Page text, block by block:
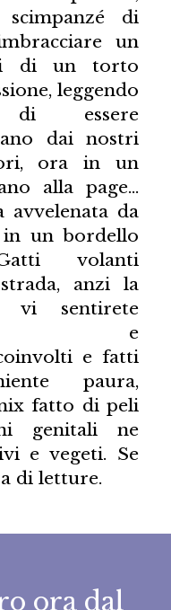
di
un
di un torto
leggendo
di essere
dai nostri
ora in un
alla page…
avvelenata da
un bordello
volanti
anzi la
vi sentirete
e
e fatti
paura,
fatto di peli
genitali ne
e vegeti. Se
di letture.
ora dal